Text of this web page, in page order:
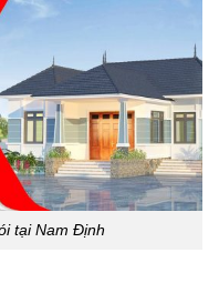
tại Nam Định